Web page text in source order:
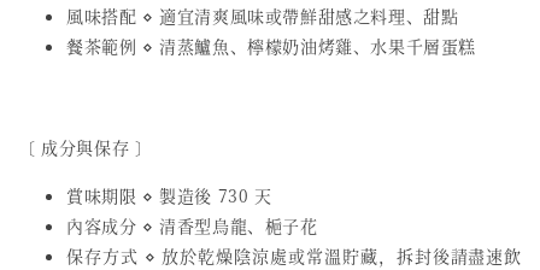
風味搭配 ⋄ 適宜清爽風味或帶鮮甜感之料理、甜點
餐茶範例 ⋄ 清蒸鱸魚、檸檬奶油烤雞、水果千層蛋糕
〔 成分與保存 〕
賞味期限 ⋄ 製造後 730 天
內容成分 ⋄ 清香型烏龍、梔子花
保存方式 ⋄ 放於乾燥陰涼處或常溫貯藏，拆封後請盡速飲